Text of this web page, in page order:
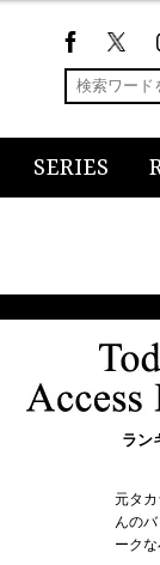
SERIES
ラン
元タ
んの
ーク